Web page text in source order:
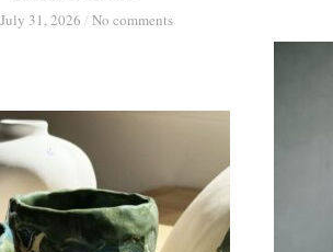
July 31, 2026 / No comments
July 31, 2026 / No comments